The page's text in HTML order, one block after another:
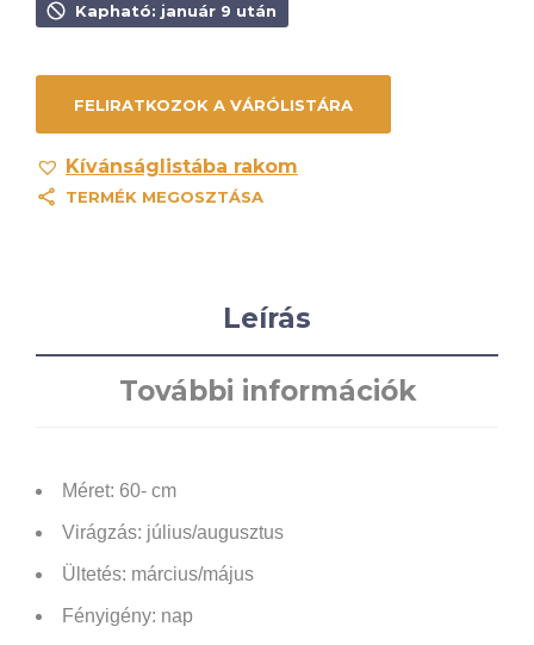
Kapható: január 9 után
Kívánságlistába rakom
TERMÉK MEGOSZTÁSA
Leírás
További információk
Méret: 60- cm
Virágzás: július/augusztus
Ültetés: március/május
Fényigény: nap